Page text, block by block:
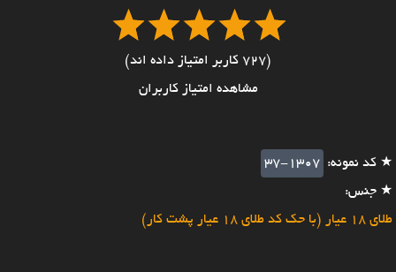
(727 کاربر امتیاز داده اند)
مشاهده امتیاز کاربران
★ کد نمونه: 37-1307
★ جنس:
طلای 18 عیار (با حک کد طلای 18 عیار پشت کار)